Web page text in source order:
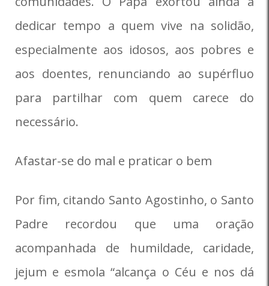
dedicar tempo a quem vive na solidão,
especialmente aos idosos, aos pobres e
aos doentes, renunciando ao supérfluo
para partilhar com quem carece do
necessário.
Afastar-se do mal e praticar o bem
Por fim, citando Santo Agostinho, o Santo
Padre recordou que uma oração
acompanhada de humildade, caridade,
jejum e esmola “alcança o Céu e nos dá